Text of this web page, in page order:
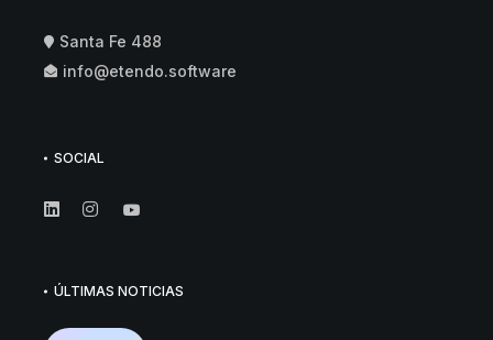
Santa Fe 488
info@etendo.software
SOCIAL
ÚLTIMAS NOTICIAS